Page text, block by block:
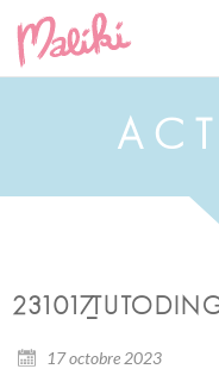
A C
17 octobre 2023